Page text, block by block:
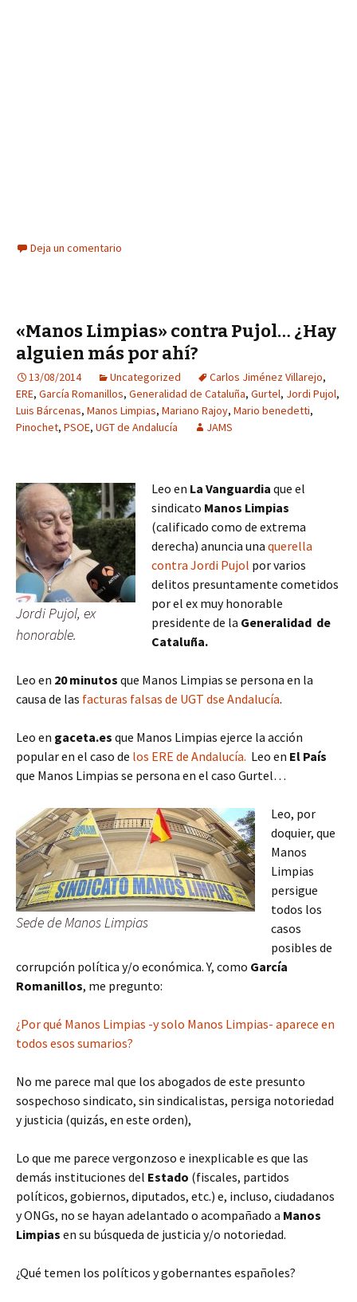
Deja un comentario
«Manos Limpias» contra Pujol… ¿Hay
alguien más por ahí?
13/08/2014 Uncategorized Carlos Jiménez Villarejo,
ERE, García Romanillos, Generalidad de Cataluña, Gurtel, Jordi Pujol,
Luis Bárcenas, Manos Limpias, Mariano Rajoy, Mario benedetti,
Pinochet, PSOE, UGT de Andalucía JAMS
Jordi Pujol, ex
honorable.
Leo en La Vanguardia que el
sindicato Manos Limpias
(calificado como de extrema
derecha) anuncia una querella
contra Jordi Pujol por varios
delitos presuntamente cometidos
por el ex muy honorable
presidente de la Generalidad de
Cataluña.
Leo en 20 minutos que Manos Limpias se persona en la
causa de las facturas falsas de UGT dse Andalucía.
Leo en gaceta.es que Manos Limpias ejerce la acción
popular en el caso de los ERE de Andalucía. Leo en El País
que Manos Limpias se persona en el caso Gurtel…
Sede de Manos Limpias
Leo, por
doquier, que
Manos
Limpias
persigue
todos los
casos
posibles de
corrupción política y/o económica. Y, como García
Romanillos, me pregunto:
¿Por qué Manos Limpias -y solo Manos Limpias- aparece en
todos esos sumarios?
No me parece mal que los abogados de este presunto
sospechoso sindicato, sin sindicalistas, persiga notoriedad
y justicia (quizás, en este orden),
Lo que me parece vergonzoso e inexplicable es que las
demás instituciones del Estado (fiscales, partidos
políticos, gobiernos, diputados, etc.) e, incluso, ciudadanos
y ONGs, no se hayan adelantado o acompañado a Manos
Limpias en su búsqueda de justicia y/o notoriedad.
¿Qué temen los políticos y gobernantes españoles?